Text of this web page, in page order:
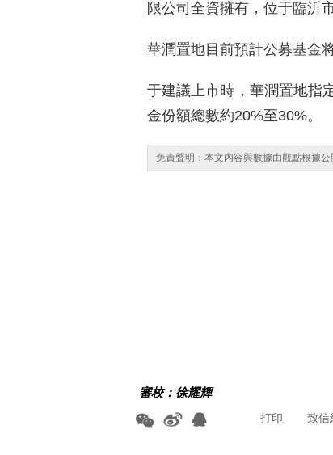
限公司全資擁有，位于臨沂
華潤置地目前預計公募基金
于建議上市時，華潤置地指
金份額總數約20%至30%。
免責聲明：本文内容與數據由觀點根據
審校：徐耀輝
致信
打印